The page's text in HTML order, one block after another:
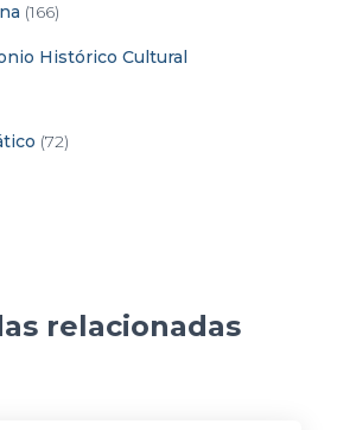
(166)
Histórico Cultural
(72)
relacionadas